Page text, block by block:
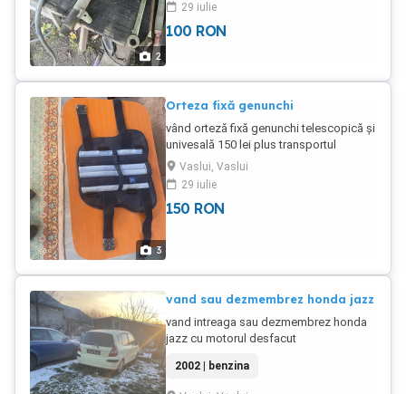
2
29 iulie
100 RON
3
Orteza fixă genunchi
vând orteză fixă genunchi telescopică și
univesală 150 lei plus transportul
Vaslui, Vaslui
29 iulie
150 RON
vand sau dezmembrez honda jazz
vand intreaga sau dezmembrez honda
jazz cu motorul desfacut
2002 | benzina